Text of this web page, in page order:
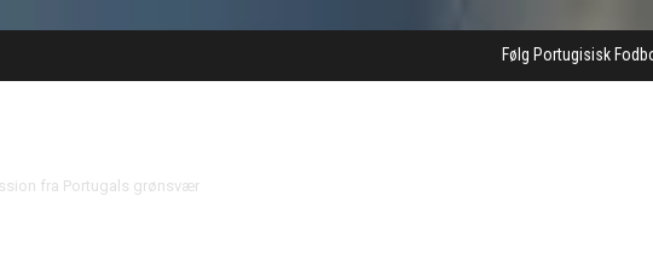
Følg Portugisisk
fra Portugals grønsvær